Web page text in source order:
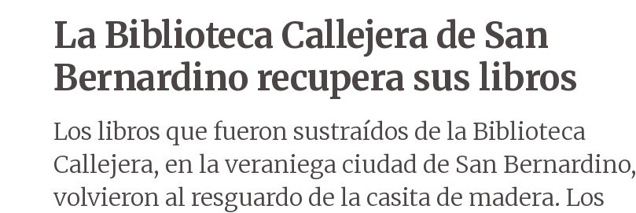
La Biblioteca Callejera de San
Bernardino recupera sus libros
Los libros que fueron sustraídos de la Biblioteca
Callejera, en la veraniega ciudad de San Bernardino,
volvieron al resguardo de la casita de madera. Los